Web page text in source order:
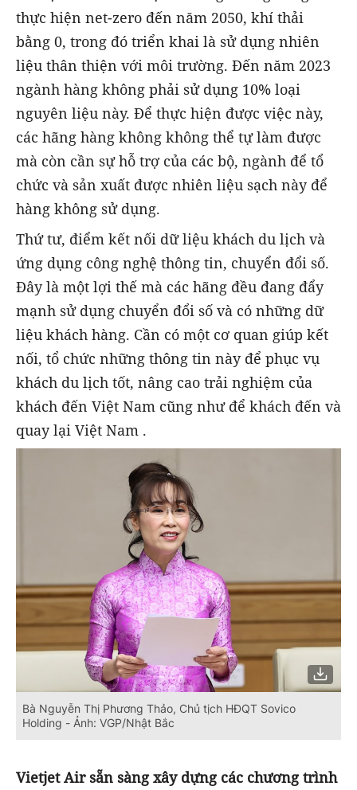
thực hiện net-zero đến năm 2050, khí thải
bằng 0, trong đó triển khai là sử dụng nhiên
liệu thân thiện với môi trường. Đến năm 2023
ngành hàng không phải sử dụng 10% loại
nguyên liệu này. Để thực hiện được việc này,
các hãng hàng không không thể tự làm được
mà còn cần sự hỗ trợ của các bộ, ngành để tổ
chức và sản xuất được nhiên liệu sạch này để
hàng không sử dụng.
Thứ tư, điểm kết nối dữ liệu khách du lịch và
ứng dụng công nghệ thông tin, chuyển đổi số.
Đây là một lợi thế mà các hãng đều đang đẩy
mạnh sử dụng chuyển đổi số và có những dữ
liệu khách hàng. Cần có một cơ quan giúp kết
nối, tổ chức những thông tin này để phục vụ
khách du lịch tốt, nâng cao trải nghiệm của
khách đến Việt Nam cũng như để khách đến và
quay lại Việt Nam .
Bà Nguyễn Thị Phương Thảo, Chủ tịch HĐQT Sovico
Holding - Ảnh: VGP/Nhật Bắc
Vietjet Air sẵn sàng xây dựng các chương trình